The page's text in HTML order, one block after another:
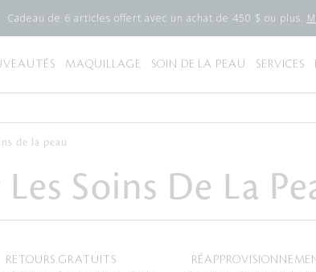
Cadeau de 6 articles offert avec un achat de 450 $ ou plus.
MAQUILLAGE SOIN DE LA PEAU SERVICES
de la peau
Soins De La
RETOURS GRATUITS